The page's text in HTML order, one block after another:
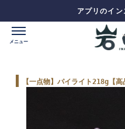
アプリのイ
【一点物】パイライト218g【高